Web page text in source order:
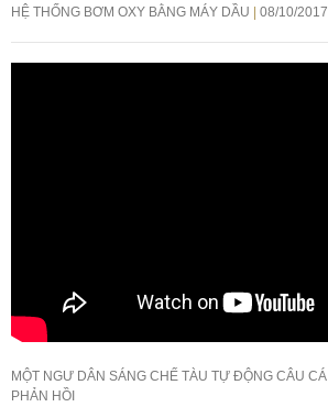
HỆ THỐNG BƠM OXY BẰNG MÁY DẦU 08/10/2017
MỘT NGƯ DÂN SÁNG CHẾ TÀU TỰ ĐỘNG CÂU CÁ
PHẢN HỒI